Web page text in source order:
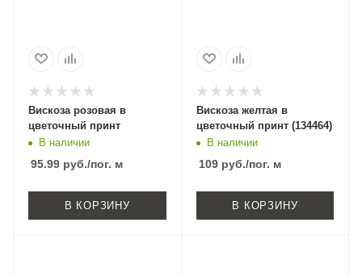
Вискоза розовая в
цветочный принт
В наличии
95.99 руб./пог. м
В КОРЗИНУ
Вискоза желтая в
цветочный принт (134464)
В наличии
109руб./пог. м
В КОРЗИНУ